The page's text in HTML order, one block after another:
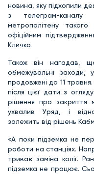
новина, яку підхопили
з телеграм-
метрополітену
офіційним
Кличко.
Також він нагадав,
обмежувальні
продовжені до 11
після цієї дати з
рішення про закриття
ухвалив Уряд, і
залежить від рішень
«А поки підземка не
роботи на станціях.
триває заміна колії.
підземка не працює.